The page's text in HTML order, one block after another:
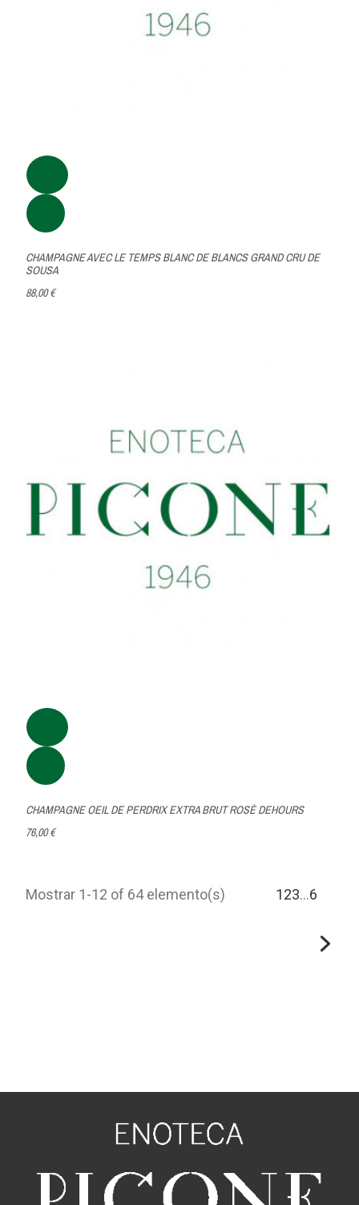
CHAMPAGNE AVEC LE TEMPS BLANC DE BLANCS GRAND CRU DE
SOUSA
88,00 €
CHAMPAGNE OEIL DE PERDRIX EXTRA BRUT ROSÈ DEHOURS
76,00 €
Mostrar 1-12 of 64 elemento(s) 123…6